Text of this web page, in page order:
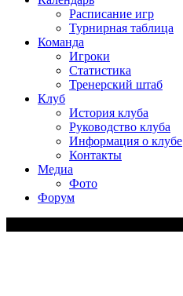
Расписание игр
Турнирная таблица
Команда
Игроки
Статистика
Тренерский штаб
Клуб
История клуба
Руководство клуба
Информация о клубе
Контакты
Медиа
Фото
Форум